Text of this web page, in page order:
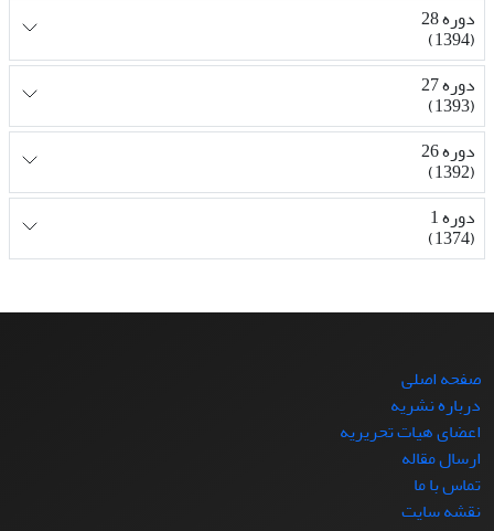
دوره 28
(1394)
دوره 27
(1393)
دوره 26
(1392)
دوره 1
(1374)
صفحه اصلی
درباره نشریه
اعضای هیات تحریریه
ارسال مقاله
تماس با ما
نقشه سایت